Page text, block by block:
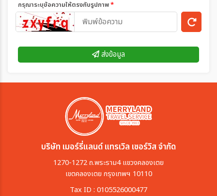
กรุณาระบุข้อความให้ตรงกับรูปภาพ*
ส่งข้อมูล
บริษัท เมอร์รี่แลนด์ แทรเวิล เซอร์วิส จำกัด
1270-1272 ถ.พระราม4 แขวงคลองเตย
เขตคลองเตย กรุงเทพฯ 10110
Tax ID : 0105526000477